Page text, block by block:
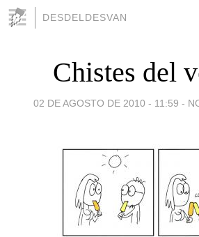
DESDELDESVAN
Chistes del
02 DE AGOSTO DE 2010 - 11:59 -